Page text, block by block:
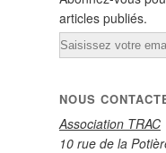
articles publiés.
Email
NOUS
Association TRAC
10 rue de la